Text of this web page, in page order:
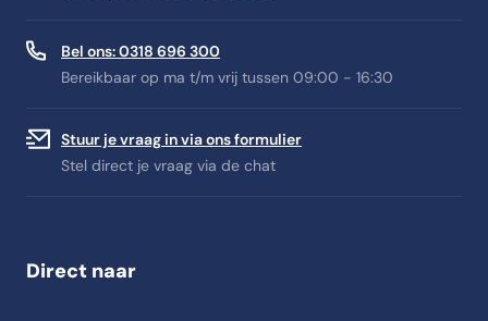
Bel ons: 0318 696 300
Bereikbaar op ma t/m vrij tussen 09:00 - 16:30
Stuur je vraag in via ons formulier
Stel direct je vraag via de chat
Direct naar